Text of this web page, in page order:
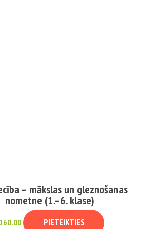
– mākslas un gleznošanas
nometne (1.–6. klase)
PIETEIKTIES